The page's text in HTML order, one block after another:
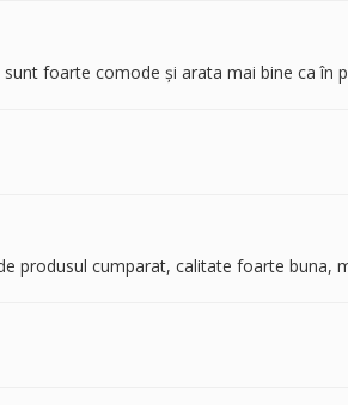
foarte comode și arata mai bine ca în
produsul cumparat, calitate foarte buna,